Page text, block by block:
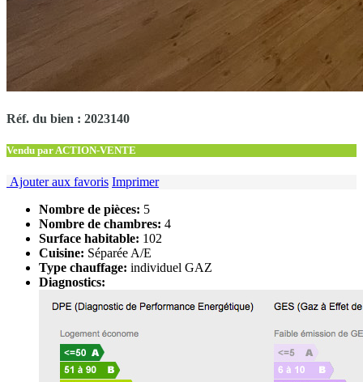
Réf. du bien : 2023140
Vendu par ACTION-VENTE
Ajouter aux favoris Imprimer
Nombre de pièces: 5
Nombre de chambres: 4
Surface habitable: 102
Cuisine: Séparée A/E
Type chauffage: individuel GAZ
Diagnostics: